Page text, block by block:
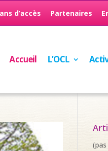
d’accès Partenaires
Accueil L’OCL